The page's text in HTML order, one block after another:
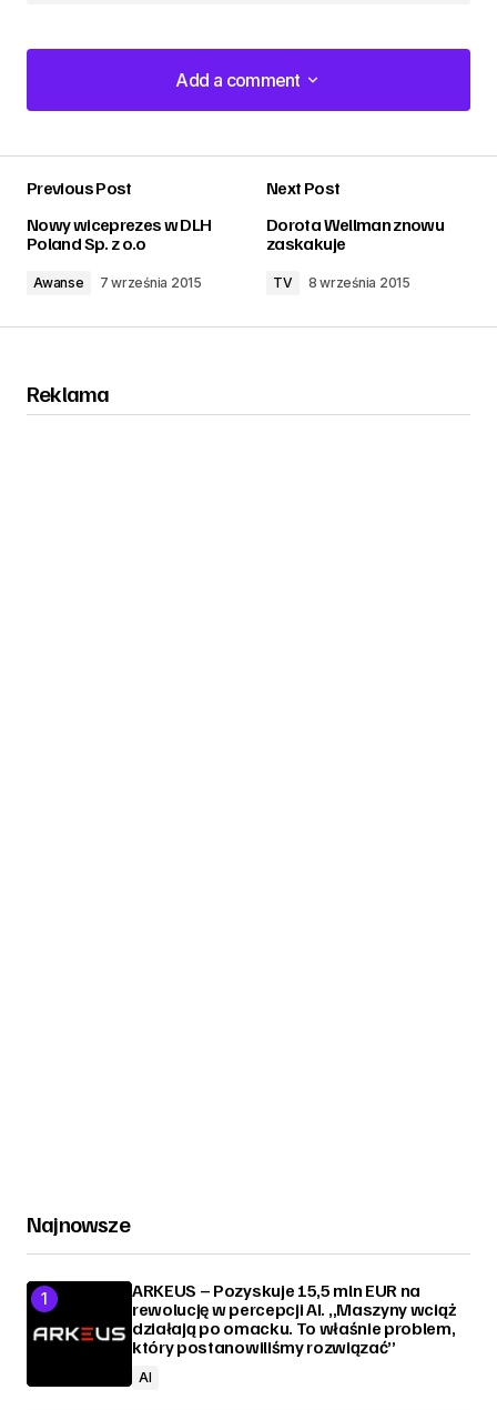
Add a comment
Add a comment
Previous Post
Nowy wiceprezes w DLH
Poland Sp. z o.o
Awanse 7 września 2015
Next Post
Dorota Wellman znowu
zaskakuje
TV 8 września 2015
Reklama
Najnowsze
ARKEUS – Pozyskuje 15,5 mln EUR na
rewolucję w percepcji AI. „Maszyny wciąż
działają po omacku. To właśnie problem,
który postanowiliśmy rozwiązać”
AI